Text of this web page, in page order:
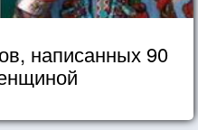
написанных 90